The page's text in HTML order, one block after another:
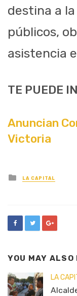
destina a
públicos,
asistencia
TE PUEDE
Anuncian
Victoria
Posted
in
LA CAPITAL
YOU MAY ALSO
LA